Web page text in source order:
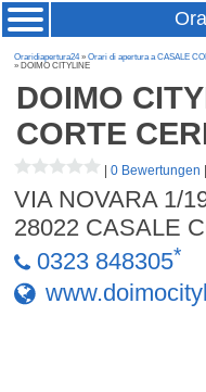
Oraridiapertura24»Orari di apertura a CASALE
» DOIMO CITYLINE
DOIMO
CORTE
|0 Bewertungen
VIA NOVARA 1/
28022 CASALE
0323 848305*